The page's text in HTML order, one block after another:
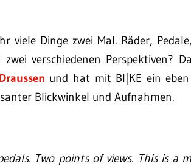
viele Dinge zwei Mal. Räder,
verschiedenen Perspektiven?
und hat mit BI|KE ein
Blickwinkel und Aufnahmen.
Two points of views. This is a